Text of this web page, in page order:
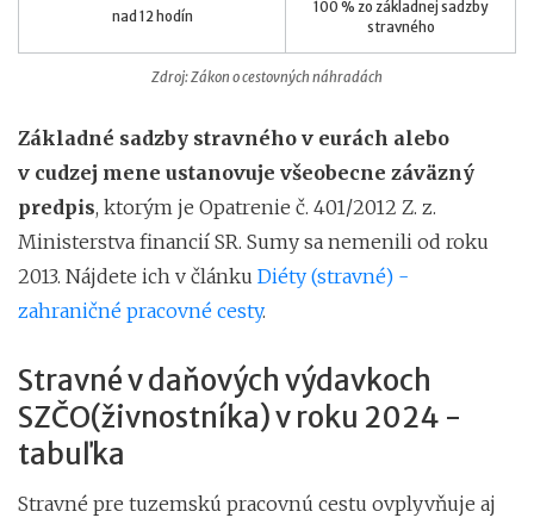
Zdroj: Zákon o cestovných náhradách
nad 12 hodín
100 % zo základnej sadzby
stravného
Základné sadzby stravného v eurách alebo
v cudzej mene ustanovuje všeobecne záväzný
predpis, ktorým je Opatrenie č. 401/2012 Z. z.
Ministerstva financií SR. Sumy sa nemenili od roku
2013. Nájdete ich v článku Diéty (stravné) -
zahraničné pracovné cesty.
Stravné v daňových výdavkoch
SZČO(živnostníka) v roku 2024 -
tabuľka
Stravné pre tuzemskú pracovnú cestu ovplyvňuje aj